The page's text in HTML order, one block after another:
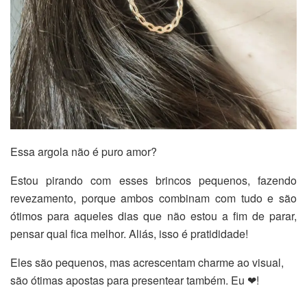
Essa argola não é puro amor?
Estou pirando com esses brincos pequenos, fazendo
revezamento, porque ambos combinam com tudo e são
ótimos para aqueles dias que não estou a fim de parar,
pensar qual fica melhor. Aliás, isso é pratididade!
Eles são pequenos, mas acrescentam charme ao visual,
são ótimas apostas para presentear também. Eu ❤!